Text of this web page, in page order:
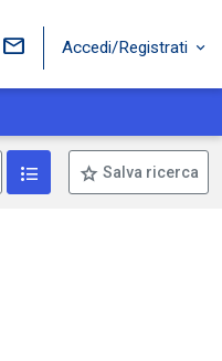
Accedi/Registrati
come box
Mostra come lista
Salva ricerca